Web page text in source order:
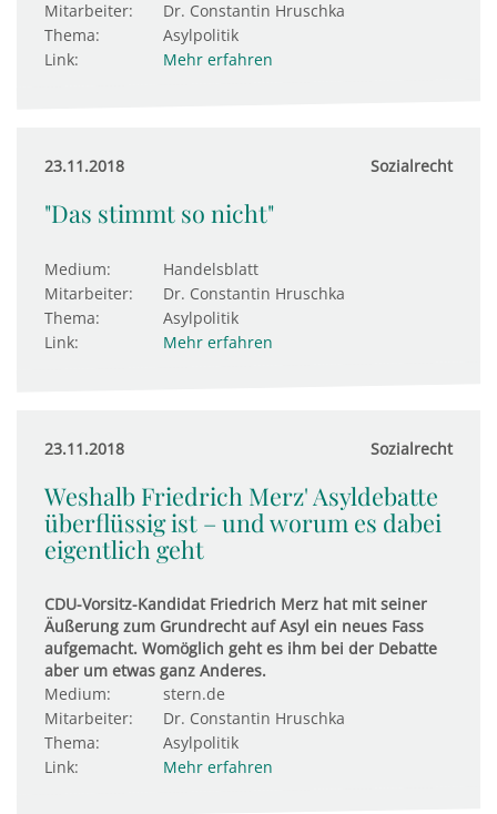
Mitarbeiter:
Dr. Constantin Hruschka
Thema:
Asylpolitik
Link:
Mehr erfahren
23.11.2018 Sozialrecht
"Das stimmt so nicht"
Medium:
Handelsblatt
Mitarbeiter:
Dr. Constantin Hruschka
Thema:
Asylpolitik
Link:
Mehr erfahren
23.11.2018 Sozialrecht
Weshalb Friedrich Merz' Asyldebatte
überflüssig ist – und worum es dabei
eigentlich geht
CDU-Vorsitz-Kandidat Friedrich Merz hat mit seiner
Äußerung zum Grundrecht auf Asyl ein neues Fass
aufgemacht. Womöglich geht es ihm bei der Debatte
aber um etwas ganz Anderes.
Medium:
stern.de
Mitarbeiter:
Dr. Constantin Hruschka
Thema:
Asylpolitik
Link:
Mehr erfahren